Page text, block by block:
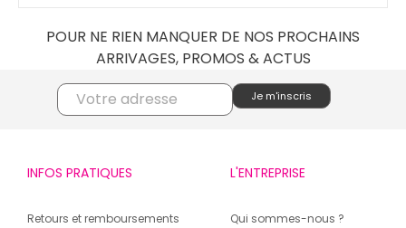
T-shirts, pulls, chaussures, doudounes, maillots de
bain ou même des vêtements de sport… il y en a
pour tous les goûts et toutes les morphologies.
Vivez l’expérience des grandes marques à prix
changement de garde-robe ? Chaque saison, vous
!
POUR NE RIEN MANQUER DE NOS PROCHAINS
ARRIVAGES, PROMOS & ACTUS
INFOS PRATIQUES
Retours et remboursements
L'ENTREPRISE
Qui sommes-nous ?